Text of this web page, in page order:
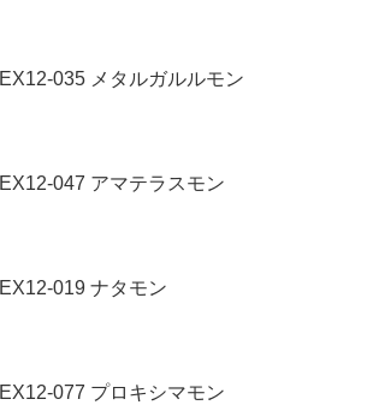
EX12-035 メタルガルルモン
EX12-047 アマテラスモン
EX12-019 ナタモン
EX12-077 プロキシマモン